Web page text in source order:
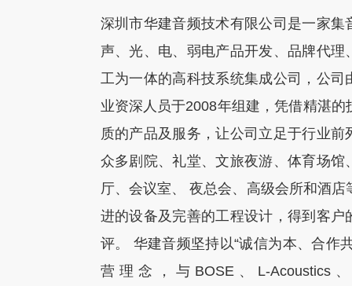
深圳市华建音频技术有限公司是一家集
声、光、电、弱电产品开发、品牌代理
工为一体的高科技系统集成公司，公司
业资深人员于2008年组建，凭借精湛的
质的产品及服务，让公司立足于行业前
众多剧院、礼堂、文旅夜游、体育场馆
厅、会议室、 夜总会、高级会所和酒店
进的设备及完善的工程设计，得到客户
评。 华建音频坚持以“诚信为本、合作
营理念，与BOSE、L-Acoustics